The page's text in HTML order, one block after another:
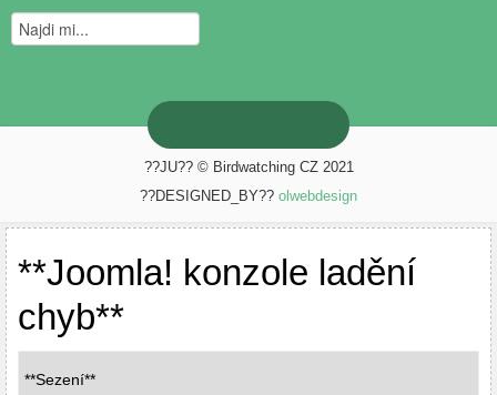
??JU?? © Birdwatching CZ 2021
??DESIGNED_BY?? olwebdesign
**Joomla! konzole ladění
chyb**
**Sezení**